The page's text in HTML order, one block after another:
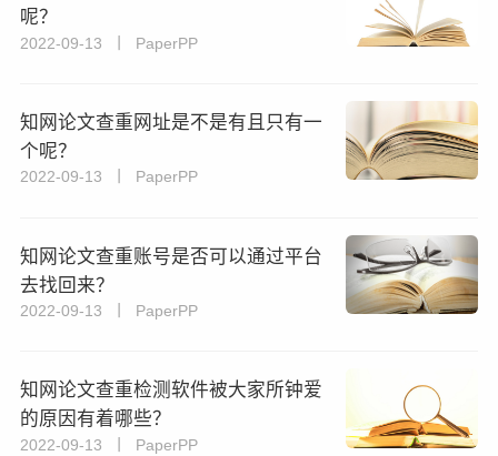
呢？
2022-09-13 丨 PaperPP
知网论文查重网址是不是有且只有一
个呢？
2022-09-13 丨 PaperPP
知网论文查重账号是否可以通过平台
去找回来？
2022-09-13 丨 PaperPP
知网论文查重检测软件被大家所钟爱
的原因有着哪些？
2022-09-13 丨 PaperPP